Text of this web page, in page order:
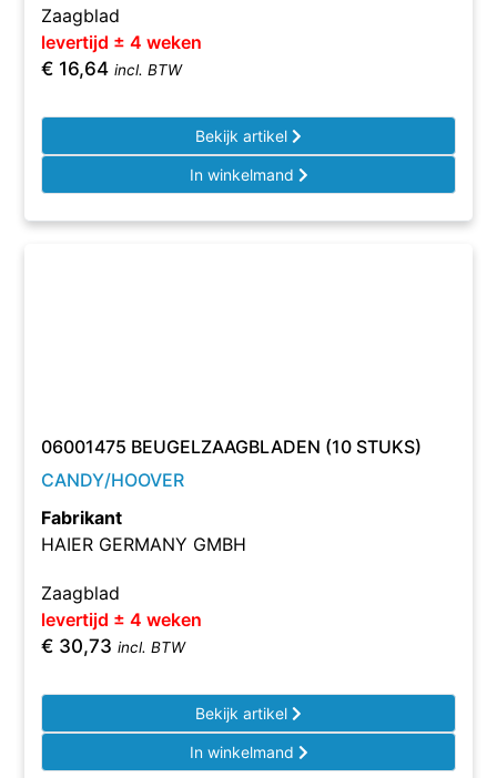
Zaagblad
levertijd ± 4 weken
€ 16,64 incl. BTW
Bekijk artikel
In winkelmand
06001475 BEUGELZAAGBLADEN (10 STUKS)
CANDY/HOOVER
Fabrikant
HAIER GERMANY GMBH
Zaagblad
levertijd ± 4 weken
€ 30,73 incl. BTW
Bekijk artikel
In winkelmand